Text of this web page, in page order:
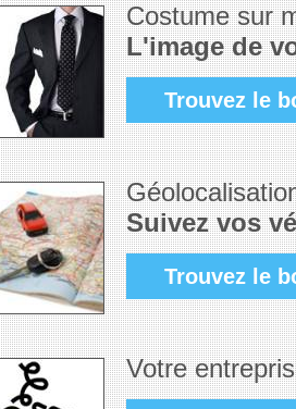
Costume sur
L'image de
Trouvez le
Suivez vos
Trouvez le
Votre